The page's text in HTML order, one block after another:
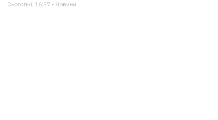
Сьогодні, 16:57 • Новини